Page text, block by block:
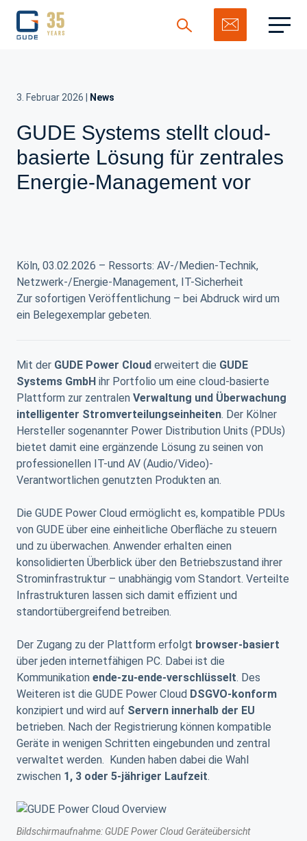
Suchen
3. Februar 2026 News
GUDE Systems stellt cloud-
basierte Lösung für zentrales
Energie-Management vor
Köln, 03.02.2026 – Ressorts: AV-/Medien-Technik,
Netzwerk-/Energie-Management, IT-Sicherheit
Zur sofortigen Veröffentlichung – bei Abdruck wird um
ein Belegexemplar gebeten.
Mit der GUDE Power Cloud erweitert die GUDE
Systems GmbH ihr Portfolio um eine cloud-basierte
Plattform zur zentralen Verwaltung und Überwachung
intelligenter Stromverteilungseinheiten. Der Kölner
Hersteller sogenannter Power Distribution Units (PDUs)
bietet damit eine ergänzende Lösung zu seinen von
professionellen IT-und AV (Audio/Video)-
Verantwortlichen genutzten Produkten an.
Die GUDE Power Cloud ermöglicht es, kompatible PDUs
von GUDE über eine einheitliche Oberfläche zu steuern
und zu überwachen. Anwender erhalten einen
konsolidierten Überblick über den Betriebszustand ihrer
Strominfrastruktur – unabhängig vom Standort. Verteilte
Infrastrukturen lassen sich damit effizient und
standortübergreifend betreiben.
Der Zugang zu der Plattform erfolgt browser-basiert
über jeden internetfähigen PC. Dabei ist die
Kommunikation ende-zu-ende-verschlüsselt. Des
Weiteren ist die GUDE Power Cloud DSGVO-konform
konzipiert und wird auf Servern innerhalb der EU
betrieben. Nach der Registrierung können kompatible
Geräte in wenigen Schritten eingebunden und zentral
verwaltet werden. Kunden haben dabei die Wahl
zwischen 1, 3 oder 5-jähriger Laufzeit.
Bildschirmaufnahme: GUDE Power Cloud Geräteübersicht